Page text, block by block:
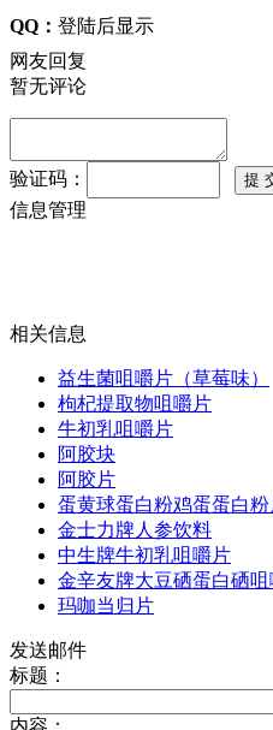
QQ： 登陆后显示
网友回复
暂无评论
验证码：
信息管理
相关信息
益生菌咀嚼片（草莓味）
枸杞提取物咀嚼片
牛初乳咀嚼片
阿胶块
阿胶片
蛋黄球蛋白粉鸡蛋蛋白粉
金士力牌人参饮料
中生牌牛初乳咀嚼片
金辛友牌大豆硒蛋白硒
玛咖当归片
发送邮件
标题：
内容：